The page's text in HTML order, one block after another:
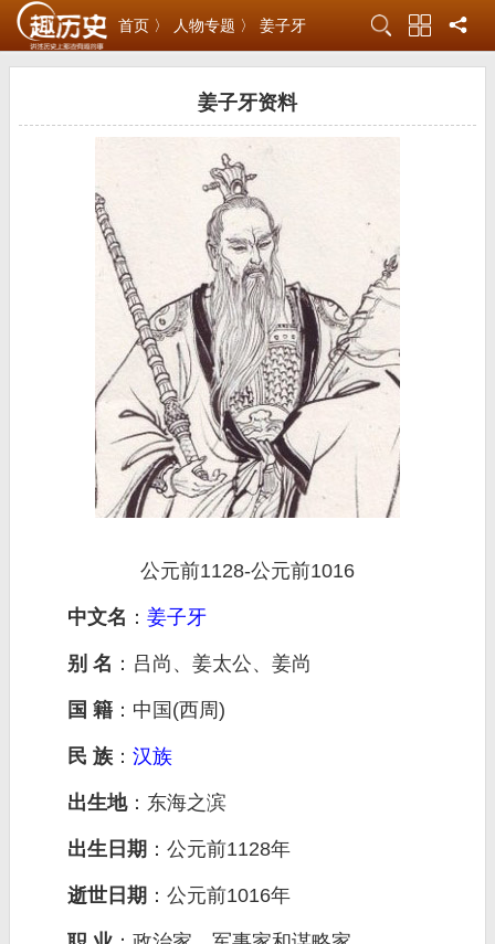
首页 〉 人物专题 〉 姜子牙
姜子牙资料
公元前1128-公元前1016
中文名 ： 姜子牙
别 名 ：吕尚、姜太公、姜尚
国 籍 ：中国(西周)
民 族 ： 汉族
出生地：东海之滨
出生日期 ：公元前1128年
逝世日期 ：公元前1016年